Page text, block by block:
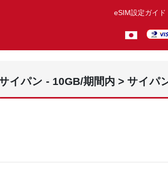
eSIM設定ガイド
イパン - 10GB/期間内 > サイパ